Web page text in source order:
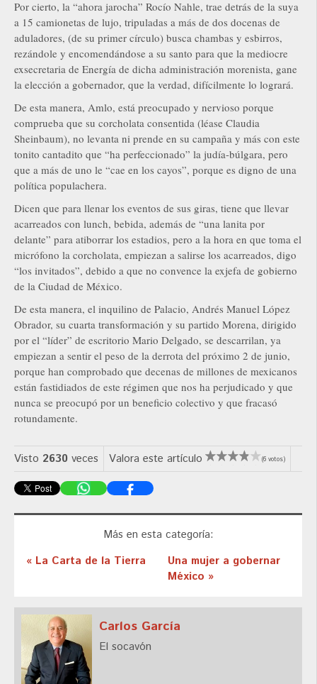
Por cierto, la “ahora jarocha” Rocío Nahle, trae detrás de la suya
a 15 camionetas de lujo, tripuladas a más de dos docenas de
aduladores, (de su primer círculo) busca chambas y esbirros,
rezándole y encomendándose a su santo para que la mediocre
exsecretaria de Energía de dicha administración morenista, gane
la elección a gobernador, que la verdad, difícilmente lo logrará.
De esta manera, Amlo, está preocupado y nervioso porque
comprueba que su corcholata consentida (léase Claudia
Sheinbaum), no levanta ni prende en su campaña y más con este
tonito cantadito que “ha perfeccionado” la judía-búlgara, pero
que a más de uno le “cae en los cayos”, porque es digno de una
política populachera.
Dicen que para llenar los eventos de sus giras, tiene que llevar
acarreados con lunch, bebida, además de “una lanita por
delante” para atiborrar los estadios, pero a la hora en que toma el
micrófono la corcholata, empiezan a salirse los acarreados, digo
“los invitados”, debido a que no convence la exjefa de gobierno
de la Ciudad de México.
De esta manera, el inquilino de Palacio, Andrés Manuel López
Obrador, su cuarta transformación y su partido Morena, dirigido
por el “líder” de escritorio Mario Delgado, se descarrilan, ya
empiezan a sentir el peso de la derrota del próximo 2 de junio,
porque han comprobado que decenas de millones de mexicanos
están fastidiados de este régimen que nos ha perjudicado y que
nunca se preocupó por un beneficio colectivo y que fracasó
rotundamente.
Visto 2630 veces Valora este artículo (6 votos)
Más en esta categoría:
« La Carta de la Tierra
Una mujer a gobernar
México »
Carlos García
El socavón